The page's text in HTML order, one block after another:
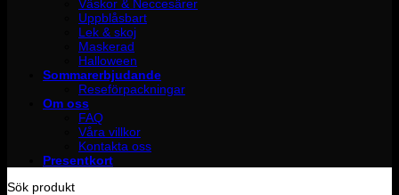
Väskor & Neccesärer
Uppblåsbart
Lek & skoj
Maskerad
Halloween
Sommarerbjudande
Reseförpackningar
Om oss
FAQ
Våra villkor
Kontakta oss
Presentkort
Sök produkt